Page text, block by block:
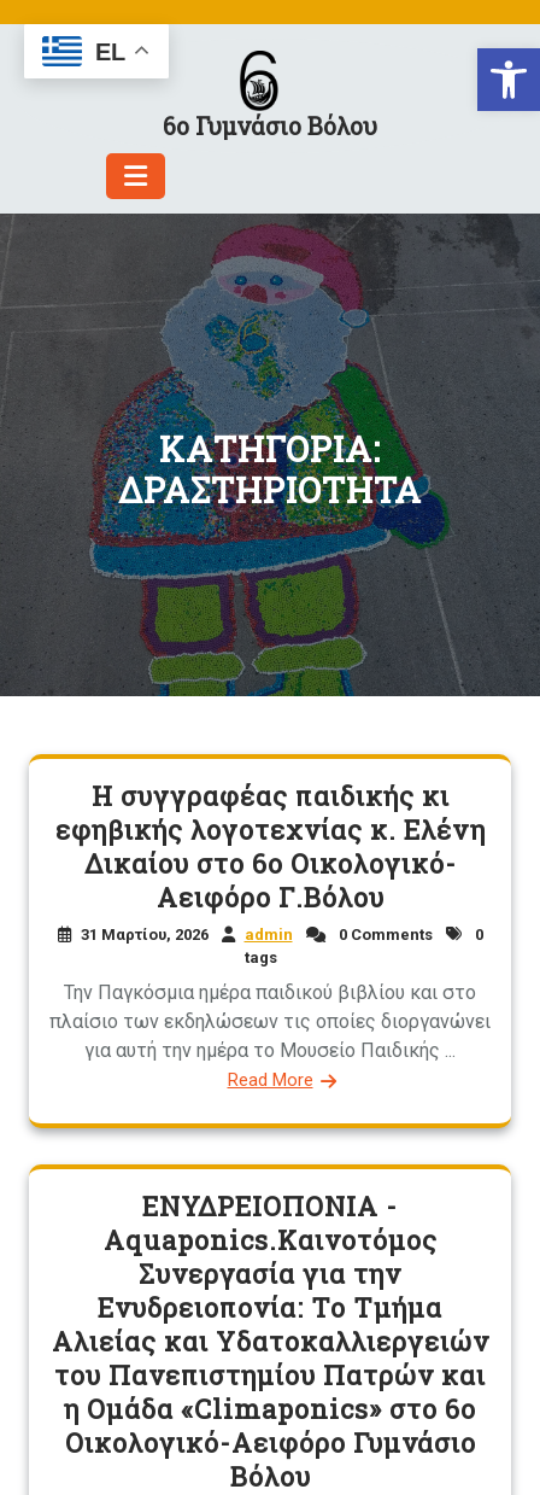
content
6ο Γυμνάσιο Βόλου
ΚΑΤΗΓΟΡΊΑ:
ΔΡΑΣΤΗΡΙΟΤΗΤΑ
Η συγγραφέας παιδικής κι
εφηβικής λογοτεχνίας κ. Ελένη
Δικαίου στο 6o Οικολογικό-
Αειφόρο Γ.Βόλου
31 Μαρτίου, 2026 admin 0 Comments
0
tags
Την Παγκόσμια ημέρα παιδικού βιβλίου και στο
πλαίσιο των εκδηλώσεων τις οποίες διοργανώνει
για αυτή την ημέρα το Μουσείο Παιδικής ...
Read More
ΕΝΥΔΡΕΙΟΠΟΝΙΑ -
Aquaponics.Καινοτόμος
Συνεργασία για την
Ενυδρειοπονία: Το Τμήμα
Αλιείας και Υδατοκαλλιεργειών
του Πανεπιστημίου Πατρών και
η Ομάδα «Climaponics» στο 6ο
Οικολογικό-Αειφόρο Γυμνάσιο
Βόλου
EL